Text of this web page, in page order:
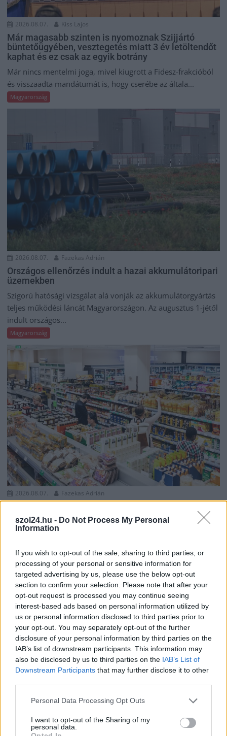
szol24.hu - Do Not Process My Personal
Information
If you wish to opt-out of the sale, sharing to third parties, or
processing of your personal or sensitive information for
targeted advertising by us, please use the below opt-out
section to confirm your selection. Please note that after your
opt-out request is processed you may continue seeing
interest-based ads based on personal information utilized by
us or personal information disclosed to third parties prior to
your opt-out. You may separately opt-out of the further
disclosure of your personal information by third parties on the
IAB’s list of downstream participants. This information may
also be disclosed by us to third parties on the IAB’s List of
Downstream Participants that may further disclose it to other
Please note that this website/app uses one or more Google
not limited to your visit or usage behaviour. You may click to
grant or deny consent to Google and its third-party tags to
Personal Data Processing Opt Outs
I want to opt-out of the Sharing of my
personal data.
2026.08.07. Kiss Lajos
Már magasabb szinten is nyomoznak Szijjártó
büntetőügyében, vesztegetés miatt 3 év letöltendőt
kaphat és ez csak az egyik botrány
Már nincs mentelmi joga, mivel kiugrott a Fidesz-frakcióból
és visszaadta mandátumát is, hogy cserébe az általa...
Magyarország
2026.08.07. Fazekas Adrián
Országos ellenőrzés indult a hazai akkumulátoripari
üzemekben
Szigorú hatósági vizsgálat alá vonják az akkumulátorgyártás
teljes működési láncát Magyarországon. Az augusztus 1-jétől
indult országos...
Magyarország
2026.08.07. Fazekas Adrián
kiskereskedelemben
Bár a hazai kiskereskedelmi forgalom idén júniusban is
Magyarország